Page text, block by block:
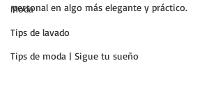
Moda
Tips de lavado
Tips de moda | Sigue tu sueño
personal en algo más elegante y práctico.